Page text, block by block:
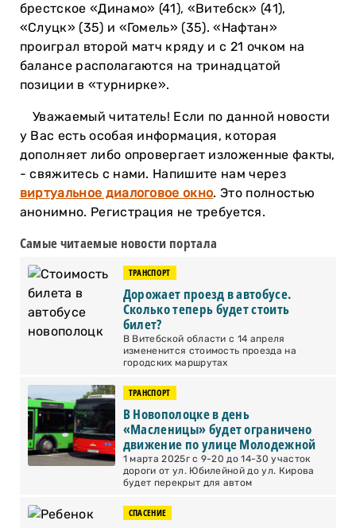
брестское «Динамо» (41), «Витебск» (41),
«Слуцк» (35) и «Гомель» (35). «Нафтан»
проиграл второй матч кряду и с 21 очком на
балансе располагаются на тринадцатой
позиции в «турнирке».
Уважаемый читатель! Если по данной новости
у Вас есть особая информация, которая
дополняет либо опровергает изложенные факты,
- свяжитесь с нами. Напишите нам через
виртуальное диалоговое окно. Это полностью
анонимно. Регистрация не требуется.
Самые читаемые новости портала
ТРАНСПОРТ
Дорожает проезд в автобусе.
Сколько теперь будет стоить
билет?
В Витебской области с 14 апреля
измененится стоимость проезда на
городских маршрутах
ТРАНСПОРТ
В Новополоцке в день
«Масленицы» будет ограничено
движение по улице Молодежной
1 марта 2025г с 9-20 до 14-30 участок
дороги от ул. Юбилейной до ул. Кирова
будет перекрыт для автом
СПАСЕНИЕ